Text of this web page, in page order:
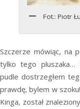
Fot.: Piotr
Szczerze mówiąc, na
tylko tego pluszaka…
pudle dostrzegłem
prawdę, bylem w
Kinga, został